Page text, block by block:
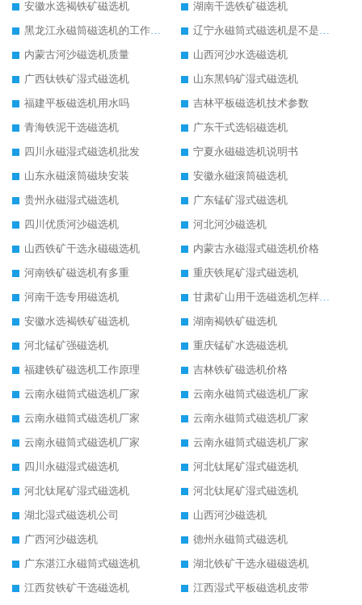
安徽水选褐铁矿磁选机
湖南干选铁矿磁选机
黑龙江永磁筒磁选机的工作原理
辽宁永磁筒式磁选机是不是强磁
内蒙古河沙磁选机质量
山西河沙水选磁选机
广西钛铁矿湿式磁选机
山东黑钨矿湿式磁选机
福建平板磁选机用水吗
吉林平板磁选机技术参数
青海铁泥干选磁选机
广东干式选铝磁选机
四川永磁湿式磁选机批发
宁夏永磁磁选机说明书
山东永磁滚筒磁块安装
安徽永磁滚筒磁选机
贵州永磁湿式磁选机
广东锰矿湿式磁选机
四川优质河沙磁选机
河北河沙磁选机
山西铁矿干选永磁磁选机
内蒙古永磁湿式磁选机价格
河南铁矿磁选机有多重
重庆铁尾矿湿式磁选机
河南干选专用磁选机
甘肃矿山用干选磁选机怎样调磁
安徽水选褐铁矿磁选机
湖南褐铁矿磁选机
河北锰矿强磁选机
重庆锰矿水选磁选机
福建铁矿磁选机工作原理
吉林铁矿磁选机价格
云南永磁筒式磁选机厂家
云南永磁筒式磁选机厂家
云南永磁筒式磁选机厂家
云南永磁筒式磁选机厂家
云南永磁筒式磁选机厂家
云南永磁筒式磁选机厂家
四川永磁湿式磁选机
河北钛尾矿湿式磁选机
河北钛尾矿湿式磁选机
河北钛尾矿湿式磁选机
湖北湿式磁选机公司
山西河沙磁选机
广西河沙磁选机
德州永磁筒式磁选机
广东湛江永磁筒式磁选机
湖北铁矿干选永磁磁选机
江西贫铁矿干选磁选机
江西湿式平板磁选机皮带